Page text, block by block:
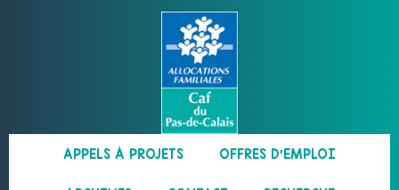
APPELS À PROJETS OFFRES D’EMPLOI